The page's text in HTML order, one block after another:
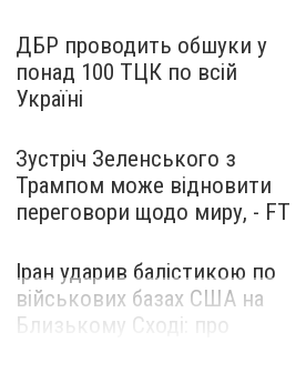
ДБР проводить обшуки у
понад 100 ТЦК по всій
Україні
Зустріч Зеленського з
Трампом може відновити
переговори щодо миру, - FT
Іран ударив балістикою по
військових базах США на
Близькому Сході: про